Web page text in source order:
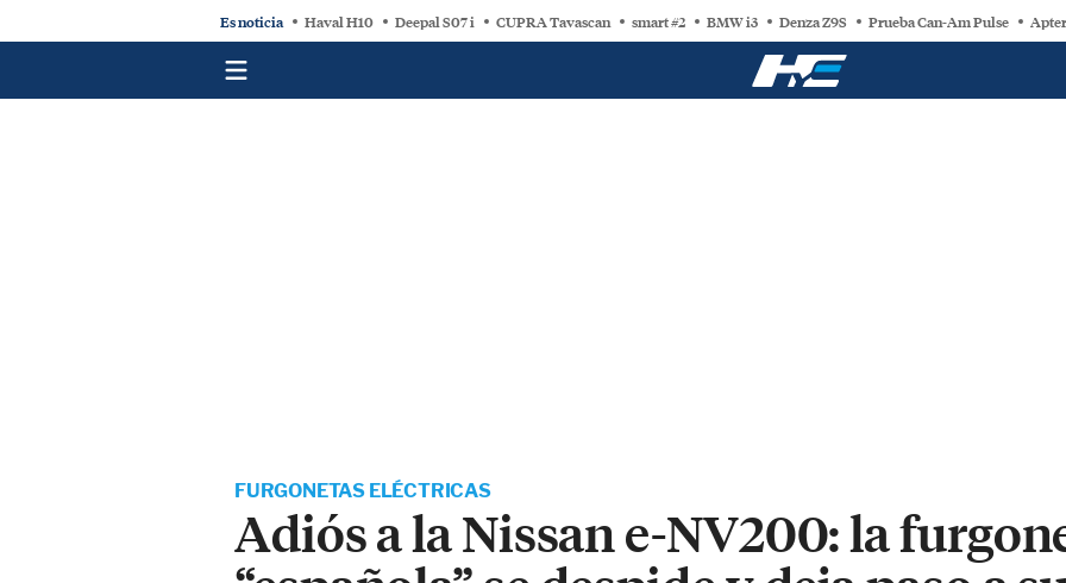
Es noticia Haval H10 Deepal S07 i CUPRA Tavascan smart #2 BMW i3 Denza Z9S Prueba Can-Am Pulse
FURGONETAS ELÉCTRICAS
Adiós a la Nissan e-NV200: la